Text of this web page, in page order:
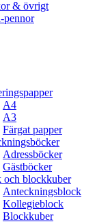
& övrigt
pennor
A4
A3
Färgat papper
Adressböcker
Gästböcker
och blockkuber
Anteckningsblock
Kollegieblock
Blockkuber